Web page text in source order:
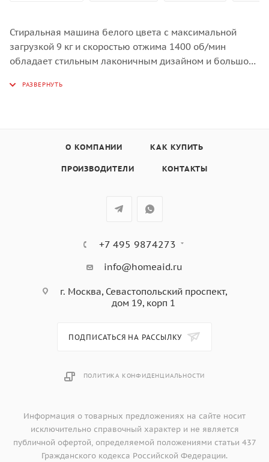
Стиральная машина белого цвета с максимальной
загрузкой 9 кг и скоростью отжима 1400 об/мин
обладает стильным лаконичным дизайном и большой
Пар, инвертор, сенсорная панель, 14 программ Люк 36
О КОМПАНИИ КАК КУПИТЬ
ПРОИЗВОДИТЕЛИ КОНТАКТЫ
+7 495 9874273
info@homeaid.ru
г. Москва, Севастопольский проспект,
дом 19, корп 1
ПОДПИСАТЬСЯ НА РАССЫЛКУ
ПОЛИТИКА КОНФИДЕНЦИАЛЬНОСТИ
Информация о товарных предложениях на сайте носит
исключительно справочный характер и не является
публичной офертой, определяемой положениями статьи 437
Гражданского кодекса Российской Федерации.